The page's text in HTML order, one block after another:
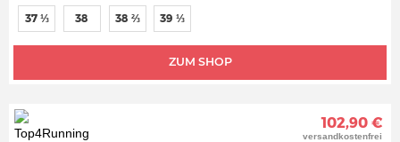
ZUM SHOP
37 ⅓ 38 38 ⅔ 39 ⅓
102,90 €
versandkostenfrei